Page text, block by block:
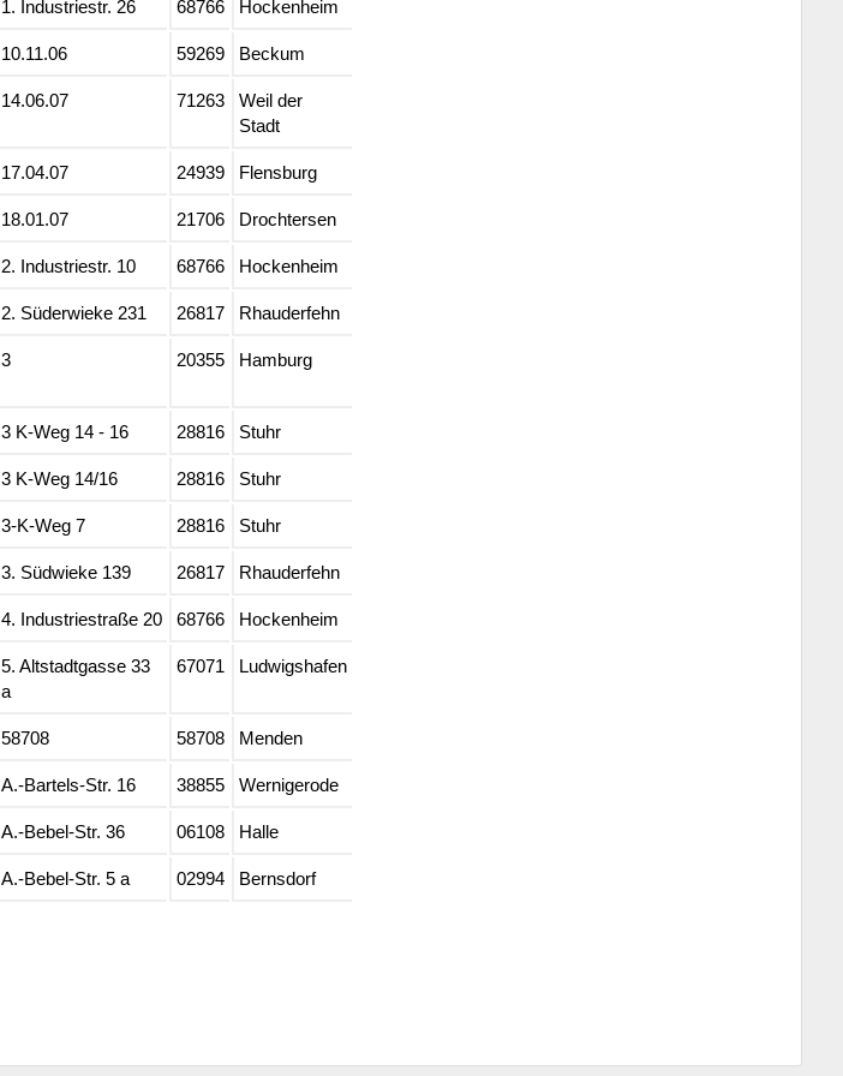
1. Industriestr. 26 68766 Hockenheim
10.11.06 59269 Beckum
14.06.07 71263
Weil der
Stadt
17.04.07 24939 Flensburg
18.01.07 21706 Drochtersen
2. Industriestr. 10 68766 Hockenheim
2. Süderwieke 231 26817 Rhauderfehn
3 20355 Hamburg
3 K-Weg 14 - 16 28816 Stuhr
3 K-Weg 14/16 28816 Stuhr
3-K-Weg 7 28816 Stuhr
3. Südwieke 139 26817 Rhauderfehn
4. Industriestraße 20 68766 Hockenheim
5. Altstadtgasse 33
a
67071 Ludwigshafen
58708 58708 Menden
A.-Bartels-Str. 16 38855 Wernigerode
A.-Bebel-Str. 36 06108 Halle
A.-Bebel-Str. 5 a 02994 Bernsdorf